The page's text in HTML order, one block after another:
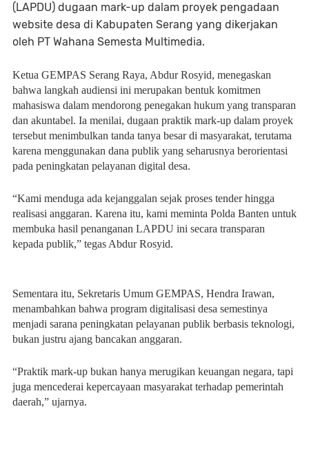
(LAPDU) dugaan mark-up dalam proyek pengadaan
website desa di Kabupaten Serang yang dikerjakan
oleh PT Wahana Semesta Multimedia.
Ketua GEMPAS Serang Raya, Abdur Rosyid, menegaskan
bahwa langkah audiensi ini merupakan bentuk komitmen
mahasiswa dalam mendorong penegakan hukum yang transparan
dan akuntabel. Ia menilai, dugaan praktik mark-up dalam proyek
tersebut menimbulkan tanda tanya besar di masyarakat, terutama
karena menggunakan dana publik yang seharusnya berorientasi
pada peningkatan pelayanan digital desa.
“Kami menduga ada kejanggalan sejak proses tender hingga
realisasi anggaran. Karena itu, kami meminta Polda Banten untuk
membuka hasil penanganan LAPDU ini secara transparan
kepada publik,” tegas Abdur Rosyid.
Sementara itu, Sekretaris Umum GEMPAS, Hendra Irawan,
menambahkan bahwa program digitalisasi desa semestinya
menjadi sarana peningkatan pelayanan publik berbasis teknologi,
bukan justru ajang bancakan anggaran.
“Praktik mark-up bukan hanya merugikan keuangan negara, tapi
juga mencederai kepercayaan masyarakat terhadap pemerintah
daerah,” ujarnya.